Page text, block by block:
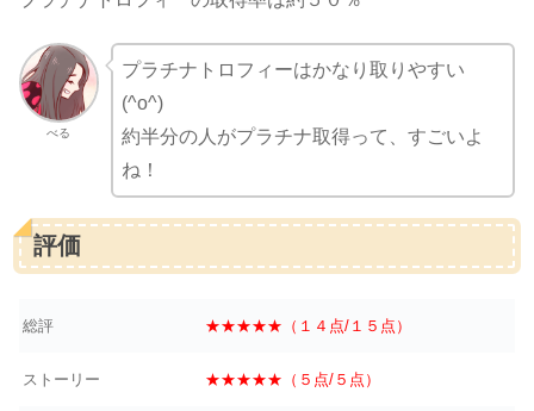
べる
プラチナトロフィーはかなり取りやすい
(^o^)
約半分の人がプラチナ取得って、すごいよ
ね！
評価
総評 ★★★★★（１４点/１５点）
ストーリー ★★★★★（５点/５点）